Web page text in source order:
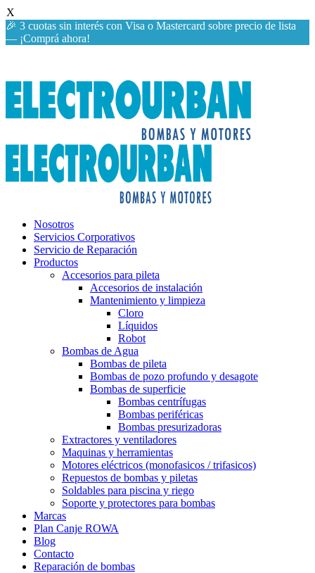
X
🎉 3 cuotas sin interés con Visa o Mastercard sobre precio de lista
— ¡Comprá ahora!
Nosotros
Servicios Corporativos
Servicio de Reparación
Productos
Accesorios para pileta
Accesorios de instalación
Mantenimiento y limpieza
Cloro
Líquidos
Robot
Bombas de Agua
Bombas de pileta
Bombas de pozo profundo y desagote
Bombas de superficie
Bombas centrífugas
Bombas periféricas
Bombas presurizadoras
Extractores y ventiladores
Maquinas y herramientas
Motores eléctricos (monofasicos / trifasicos)
Repuestos de bombas y piletas
Soldables para piscina y riego
Soporte y protectores para bombas
Marcas
Plan Canje ROWA
Blog
Contacto
Reparación de bombas